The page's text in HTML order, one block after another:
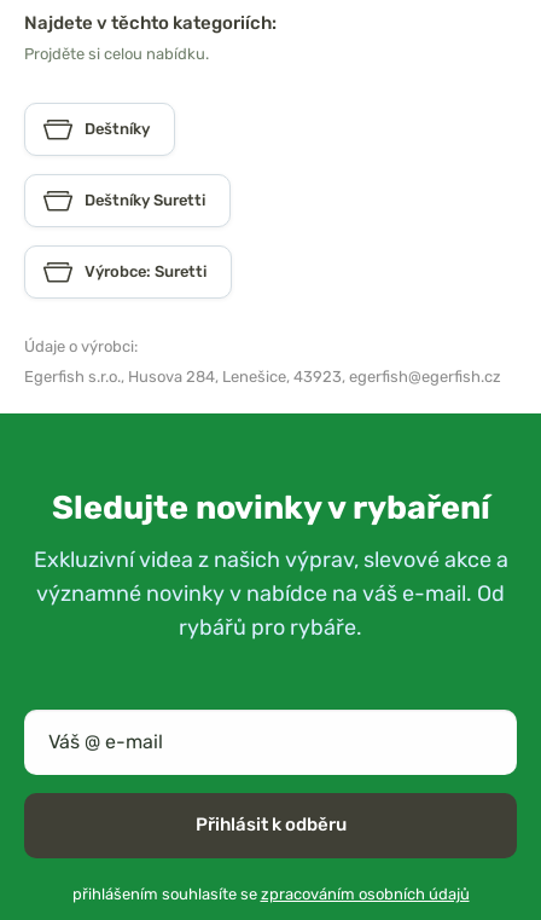
Najdete v těchto kategoriích:
Projděte si celou nabídku.
Deštníky
Deštníky Suretti
Výrobce: Suretti
Údaje o výrobci:
Egerfish s.r.o., Husova 284, Lenešice, 43923, egerfish@egerfish.cz
Sledujte novinky v rybaření
Exkluzivní videa z našich výprav, slevové akce a
významné novinky v nabídce na váš e-mail. Od
rybářů pro rybáře.
Přihlásit k odběru
přihlášením souhlasíte se zpracováním osobních údajů